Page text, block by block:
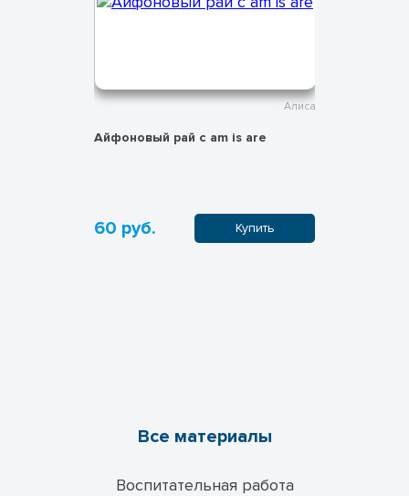
Алиса
Айфоновый рай с am is are
60 руб. Купить
Все материалы
Воспитательная работа